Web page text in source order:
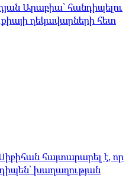
Արաբիա՝ հանդիպելու
ղեկավարների հետ
հայտարարել է, որ
խաղաղության